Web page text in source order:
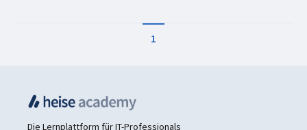
1
Die Lernplattform für IT-Professionals